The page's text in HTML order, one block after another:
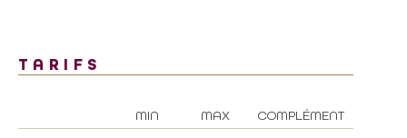
TARIFS
MIN MAX COMPLÉMENT